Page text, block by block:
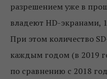
разрешением уже в
владеют HD-экранами,
При этом количество
каждым годом (в 2019
по сравнению с 2018